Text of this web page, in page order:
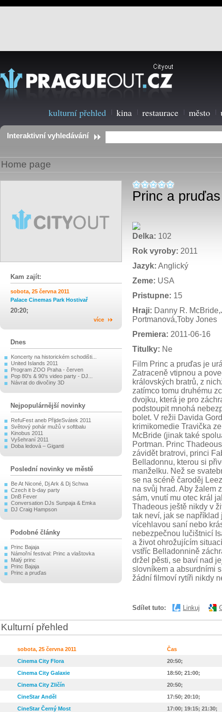
kulturní přehled kina restaurace město
Interaktivní vyhledávání
Home page
Princ a pruďas
Delka: 102
Rok vyroby: 2011
Jazyk: Anglický
Zeme: USA
Pristupne: 15
Hraji: Danny R.
Portmanová,Toby Jones
Premiera: 2011-06-16
Titulky: Ne
Film Princ a pruďas je
Zatraceně vtipnou a
královských bratrů, z
zatímco tomu druhému
dvojku, která je pro
podstoupit mnohá
bolet. V režii Davida
krimikomedie Travička
McBride (jinak také
Portman. Princ
závidět bratrovi, princi
Belladonnu, kterou si
manželku. Než se
se na scéně čaroděj
na svůj hrad. Aby žalem
sám, vnutí mu otec král
Thadeous ještě nikdy v
tak neví, jak se
vícehlavou saní nebo
nebezpečnou lučištnicí
a život ohrožujícím
vstříc Belladonnině
držel pěsti, se baví nad
slovníkem a absurdními
žádní filmoví rytíři nikdy
Sdílet tuto: Linkuj
Kam zajít:
sobota, 25 června 2011
Palace Cinemas Park Hostivař
20:20;
více
Dnes
Koncerty na historickém schodišti...
United Islands 2011
Program ZOO Praha - červen
Pop 80's & 90's video party - DJ...
Návrat do divočiny 3D
Nejpopulárnější novinky
RefuFest aneb PřijdeSvátek 2011
Světový pohár mužů v softbalu
Kinobus 2011
Vyšehraní 2011
Doba ledová – Giganti
Poslední novinky ve městě
Be At Niconé, Dj Ark & Dj Schwa
Czech it b-day party
DnB Fever
Conversation DJs Sunpaja & Emka
DJ Craig Hampson
Podobné články
Princ Bajaja
Námořní festival: Princ a vlaštovka
Malý princ
Princ Bajaja
Princ a pruďas
Kulturní přehled
sobota, 25 června 2011
Čas
Cinema City Flora
20:50;
Cinema City Galaxie
18:50; 21:00;
Cinema City Zličín
20:50;
CineStar Anděl
17:50; 20:10;
CineStar Černý Most
17:00; 19:15; 21:30;